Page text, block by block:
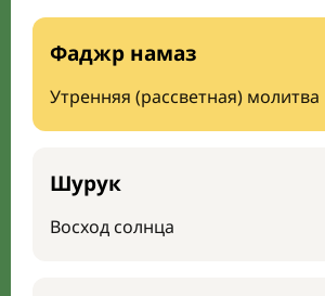
Фаджр намаз
Утренняя (рассветная) молитва
Шурук
Восход солнца